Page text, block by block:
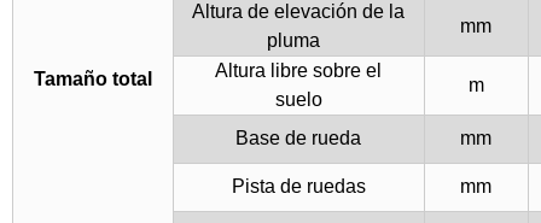
Tamaño total
Altura de elevación de la
pluma
mm
Altura libre sobre el
suelo
m
Base de rueda mm
Pista de ruedas mm